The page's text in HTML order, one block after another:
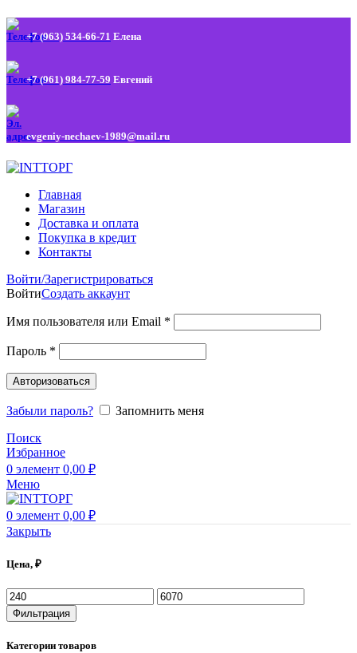
+7 (963) 534-66-71 Елена
+7 (961) 984-77-59 Евгений
evgeniy-nechaev-1989@mail.ru
Главная
Магазин
Доставка и оплата
Покупка в кредит
Контакты
Войти/Зарегистрироваться
ВойтиСоздать аккаунт
Имя пользователя или Email *
Пароль *
Авторизоваться
Забыли пароль?
Запомнить меня
Поиск
Избранное
0 элемент 0,00 ₽
Меню
0 элемент 0,00 ₽
Закрыть
Цена, ₽
Фильтрация
Категории товаров